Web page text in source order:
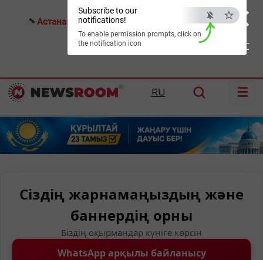
×
ESC
Subscribe to our
notifications!
To enable permission prompts, click on
the notification icon
Астана: 18°C Алматы: Шымкент:25°C
RU ☰
Сіздің жарнамаңыздың және
баннердің орны
Біздің оқырмандар күніге көрсін
WhatsApp арқылы байланысу